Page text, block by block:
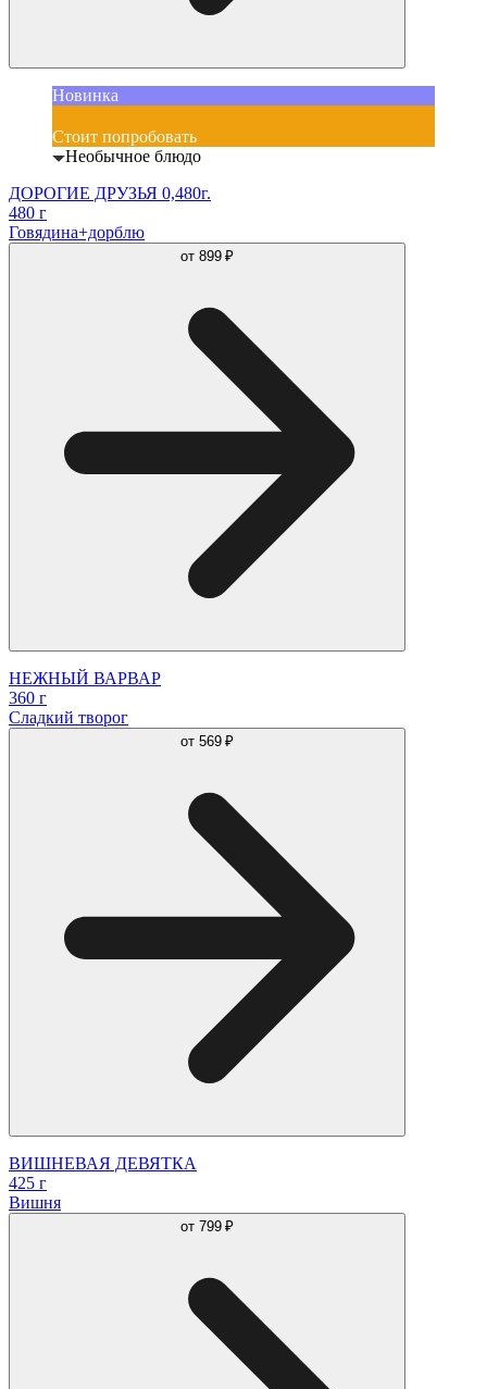
Новинка
Стоит попробовать
Необычное блюдо
ДОРОГИЕ ДРУЗЬЯ 0,480г.
480 г
Говядина+дорблю
от 899 ₽
НЕЖНЫЙ ВАРВАР
360 г
Сладкий творог
от 569 ₽
ВИШНЕВАЯ ДЕВЯТКА
425 г
Вишня
от 799 ₽